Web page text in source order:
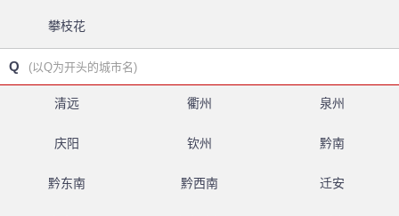
攀枝花
Q (以Q为开头的城市名)
清远 衢州 泉州
庆阳 钦州 黔南
黔东南 黔西南 迁安